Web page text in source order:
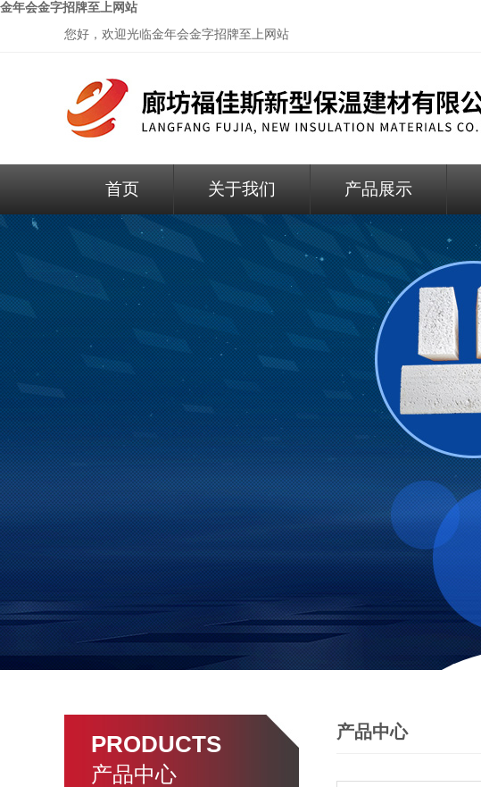
金年会金字招牌至上网站
您好，欢迎光临金年会金字招牌至上网站
首页 关于我们 产品展示
PRODUCTS
产品中心
产品中心